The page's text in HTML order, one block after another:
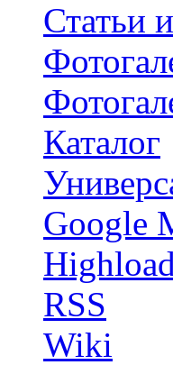
Статьи
Каталог
Google
RSS
Wiki